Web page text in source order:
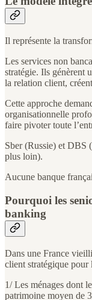
Il représente la
Les services non
stratégie. Ils génèrent
la relation client,
Cette approche
organisationnelle
faire pivoter toute
Sber (Russie) et DBS
plus loin).
Aucune banque
Pourquoi les
banking
Dans une France
client stratégique pour
1/ Les ménages dont
patrimoine moyen de